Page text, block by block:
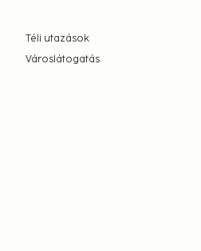
Téli utazások
Városlátogatás